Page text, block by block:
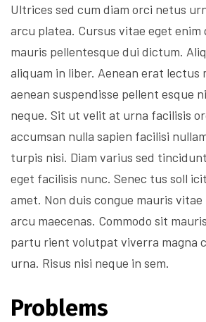
Ultrices sed cum diam orci netus
arcu platea. Cursus vitae eget enim
mauris pellentesque dui dictum.
aliquam in liber. Aenean erat lectus
aenean suspendisse pellent esque
neque. Sit ut velit at urna facilisis
accumsan nulla sapien facilisi
turpis nisi. Diam varius sed
eget facilisis nunc. Senec tus soll
amet. Non duis congue mauris vitae
arcu maecenas. Commodo sit
partu rient volutpat viverra magna
urna. Risus nisi neque in sem.
Problems